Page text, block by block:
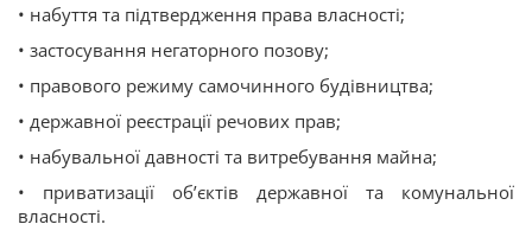
• набуття та підтвердження права власності;
• застосування негаторного позову;
• правового режиму самочинного будівництва;
• державної реєстрації речових прав;
• набувальної давності та витребування майна;
• приватизації об’єктів державної та комунальної
власності.